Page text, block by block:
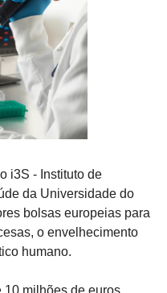
i3S - Instituto de
da Universidade do
bolsas europeias para
o envelhecimento
humano.
10 milhões de euros